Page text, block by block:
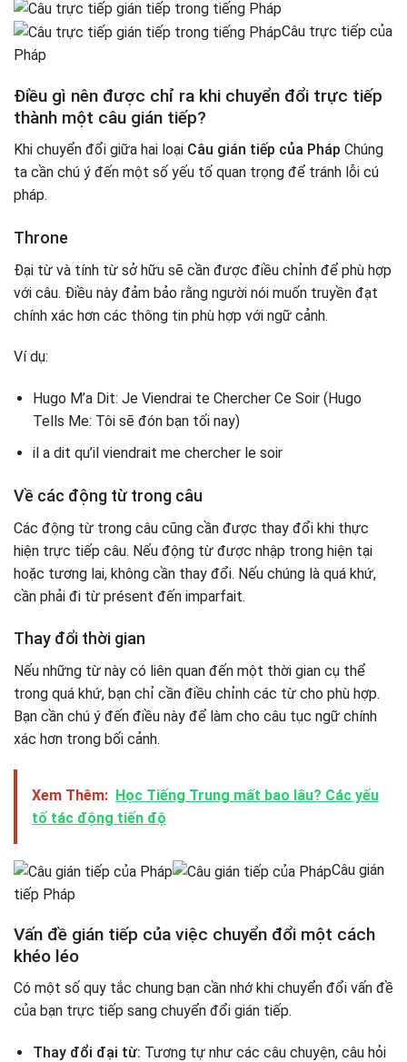
Câu trực tiếp của
Pháp
Điều gì nên được chỉ ra khi chuyển đổi trực tiếp
thành một câu gián tiếp?
Khi chuyển đổi giữa hai loại Câu gián tiếp của Pháp Chúng
ta cần chú ý đến một số yếu tố quan trọng để tránh lỗi cú
pháp.
Throne
Đại từ và tính từ sở hữu sẽ cần được điều chỉnh để phù hợp
với câu. Điều này đảm bảo rằng người nói muốn truyền đạt
chính xác hơn các thông tin phù hợp với ngữ cảnh.
Ví dụ:
Hugo M’a Dit: Je Viendrai te Chercher Ce Soir (Hugo
Tells Me: Tôi sẽ đón bạn tối nay)
il a dit qu’il viendrait me chercher le soir
Về các động từ trong câu
Các động từ trong câu cũng cần được thay đổi khi thực
hiện trực tiếp câu. Nếu động từ được nhập trong hiện tại
hoặc tương lai, không cần thay đổi. Nếu chúng là quá khứ,
cần phải đi từ présent đến imparfait.
Thay đổi thời gian
Nếu những từ này có liên quan đến một thời gian cụ thể
trong quá khứ, bạn chỉ cần điều chỉnh các từ cho phù hợp.
Bạn cần chú ý đến điều này để làm cho câu tục ngữ chính
xác hơn trong bối cảnh.
Xem Thêm: Học Tiếng Trung mất bao lâu? Các yếu
tố tác động tiến độ
Câu gián
tiếp Pháp
Vấn đề gián tiếp của việc chuyển đổi một cách
khéo léo
Có một số quy tắc chung bạn cần nhớ khi chuyển đổi vấn đề
của bạn trực tiếp sang chuyển đổi gián tiếp.
Thay đổi đại từ: Tương tự như các câu chuyện, câu hỏi